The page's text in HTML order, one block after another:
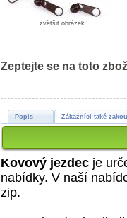
zvětšit obrázek
Zeptejte se na toto
Popis Zákazníci také
Kovový jezdecje
nabídky. V naší
zip.